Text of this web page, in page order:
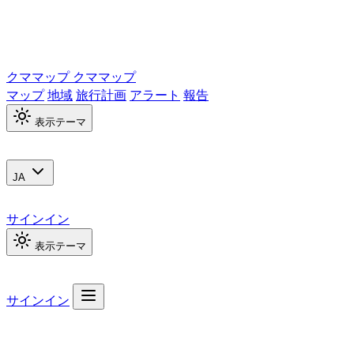
クママップ クママップ
マップ地域旅行計画 アラート 報告
表示テーマ
JA
サインイン
表示テーマ
サインイン